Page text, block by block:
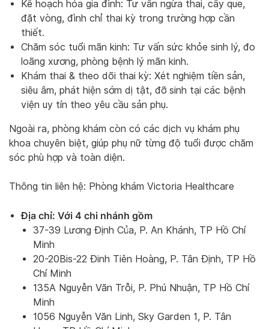
Kế hoạch hóa gia đình: Tư vấn ngừa thai, cấy que,
đặt vòng, đình chỉ thai kỳ trong trường hợp cần
thiết.
Chăm sóc tuổi mãn kinh: Tư vấn sức khỏe sinh lý, đo
loãng xương, phòng bệnh lý mãn kinh.
Khám thai & theo dõi thai kỳ: Xét nghiệm tiền sản,
siêu âm, phát hiện sớm dị tật, đỡ sinh tại các bệnh
viện uy tín theo yêu cầu sản phụ.
Ngoài ra, phòng khám còn có các dịch vụ khám phụ
khoa chuyên biệt, giúp phụ nữ từng độ tuổi được chăm
sóc phù hợp và toàn diện.
Thông tin liên hệ: Phòng khám Victoria Healthcare
Địa chỉ: Với 4 chi nhánh gồm
37-39 Lương Định Của, P. An Khánh, TP Hồ Chí
Minh
20-20Bis-22 Đinh Tiên Hoàng, P. Tân Định, TP Hồ
Chí Minh
135A Nguyễn Văn Trỗi, P. Phú Nhuận, TP Hồ Chí
Minh
1056 Nguyễn Văn Linh, Sky Garden 1, P. Tân